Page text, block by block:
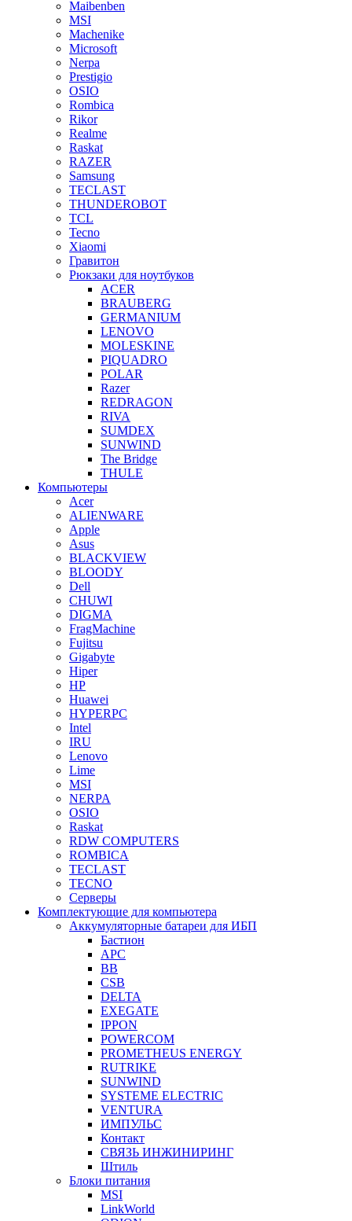
Maibenben
MSI
Machenike
Microsoft
Nerpa
Prestigio
OSIO
Rombica
Rikor
Realme
Raskat
RAZER
Samsung
TECLAST
THUNDEROBOT
TCL
Tecno
Xiaomi
Гравитон
Рюкзаки для ноутбуков
ACER
BRAUBERG
GERMANIUM
LENOVO
MOLESKINE
PIQUADRO
POLAR
Razer
REDRAGON
RIVA
SUMDEX
SUNWIND
The Bridge
THULE
Компьютеры
Acer
ALIENWARE
Apple
Asus
BLACKVIEW
BLOODY
Dell
CHUWI
DIGMA
FragMachine
Fujitsu
Gigabyte
Hiper
HP
Huawei
HYPERPC
Intel
IRU
Lenovo
Lime
MSI
NERPA
OSIO
Raskat
RDW COMPUTERS
ROMBICA
TECLAST
TECNO
Серверы
Комплектующие для компьютера
Аккумуляторные батареи для ИБП
Бастион
APC
BB
CSB
DELTA
EXEGATE
IPPON
POWERCOM
PROMETHEUS ENERGY
RUTRIKE
SUNWIND
SYSTEME ELECTRIC
VENTURA
ИМПУЛЬС
Контакт
СВЯЗЬ ИНЖИНИРИНГ
Штиль
Блоки питания
MSI
LinkWorld